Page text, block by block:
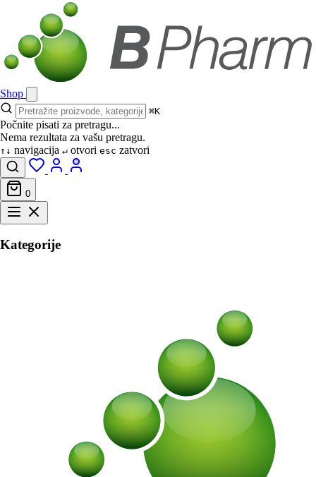
Shop
⌘K
Počnite pisati za pretragu...
Nema rezultata za vašu pretragu.
↑↓ navigacija ↵ otvori esc zatvori
0
Kategorije